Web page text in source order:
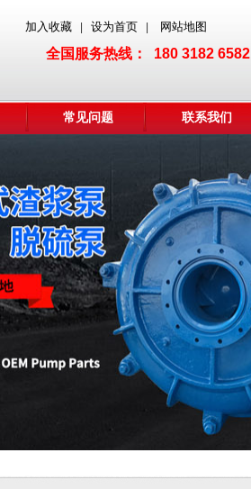
收藏 设为首页 网站地图
全国服务热线： 180 3182 6582
常见问题 联系我们